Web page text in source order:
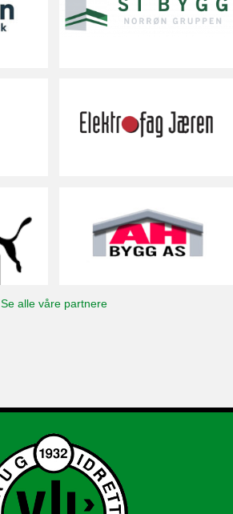
Se alle våre partnere